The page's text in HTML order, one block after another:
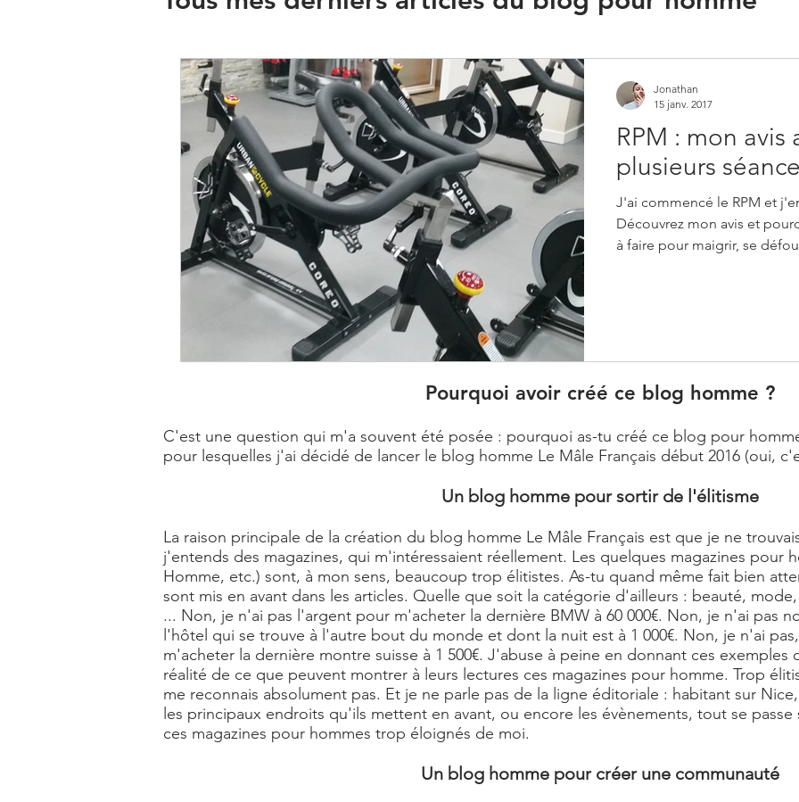
RPM : mon avis
plusieurs
J'ai commencé le RPM et
Découvrez mon avis et
à faire pour maigrir, se
Jonathan
15 janv. 2017
Pourquoi avoir créé ce blog homme ?
C'est une question qui m'a souvent été posée : pourquoi as-tu créé ce blog pour
pour lesquelles j'ai décidé de lancer le blog homme Le Mâle Français début 2016 (oui,
Un blog homme pour sortir de l'élitisme
La raison principale de la création du blog homme Le Mâle Français est que je ne
j'entends des magazines, qui m'intéressaient réellement. Les quelques magazines pour
Homme, etc.) sont, à mon sens, beaucoup trop élitistes. As-tu quand même fait bien
sont mis en avant dans les articles. Quelle que soit la catégorie d'ailleurs : beauté,
... Non, je n'ai pas l'argent pour m'acheter la dernière BMW à 60 000€. Non, je n'ai pas
l'hôtel qui se trouve à l'autre bout du monde et dont la nuit est à 1 000€. Non, je n'ai
m'acheter la dernière montre suisse à 1 500€. J'abuse à peine en donnant ces
réalité de ce que peuvent montrer à leurs lectures ces magazines pour homme. Trop
me reconnais absolument pas. Et je ne parle pas de la ligne éditoriale : habitant sur
les principaux endroits qu'ils mettent en avant, ou encore les évènements, tout se
ces magazines pour hommes trop éloignés de moi.
Un blog homme pour créer une communauté